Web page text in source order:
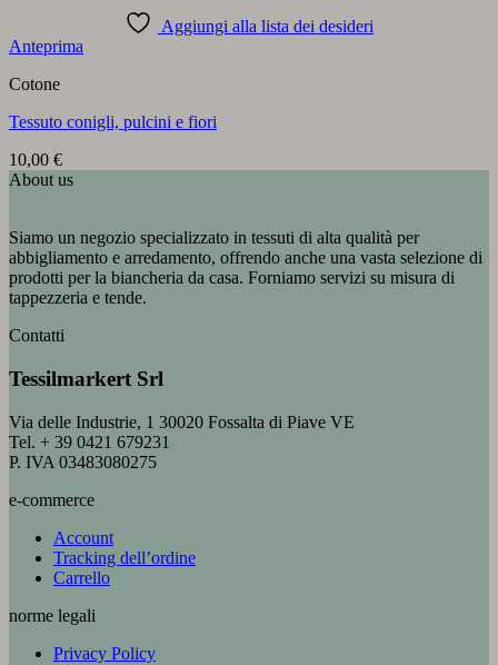
Aggiungi alla lista dei desideri
Anteprima
Cotone
Tessuto conigli, pulcini e fiori
10,00 €
About us
Siamo un negozio specializzato in tessuti di alta qualità per
abbigliamento e arredamento, offrendo anche una vasta selezione di
prodotti per la biancheria da casa. Forniamo servizi su misura di
tappezzeria e tende.
Contatti
Tessilmarkert Srl
Via delle Industrie, 1 30020 Fossalta di Piave VE
Tel. + 39 0421 679231
P. IVA 03483080275
e-commerce
Account
Tracking dell’ordine
Carrello
norme legali
Privacy Policy